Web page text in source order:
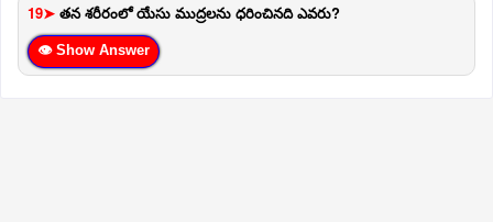
19➤ తన శరీరంలో యేసు ముద్రలను ధరించినది ఎవరు?
👁 Show Answer